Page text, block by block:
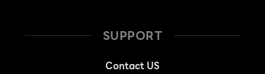
SUPPORT
Contact US